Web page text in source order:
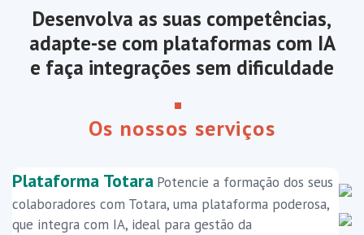
Desenvolva as suas competências,
adapte-se com plataformas com IA
e faça integrações sem dificuldade
Os nossos serviços
Plataforma Totara Potencie a formação dos seus
colaboradores com Totara, uma plataforma poderosa,
que integra com IA, ideal para gestão da